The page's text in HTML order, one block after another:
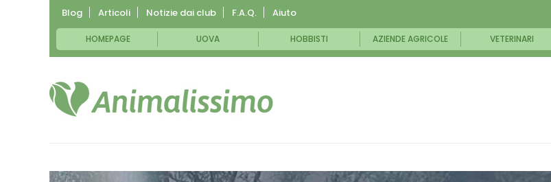
Blog Articoli Notizie dai club F.A.Q. Aiuto
HOMEPAGE UOVA HOBBISTI AZIENDE AGRICOLE VETERINARI